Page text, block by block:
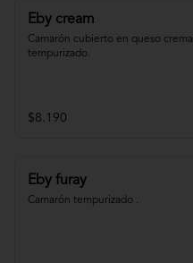
Eby cream
Camarón cubierto en queso crema
tempurizado.
$8.190
Eby furay
Camarón tempurizado .